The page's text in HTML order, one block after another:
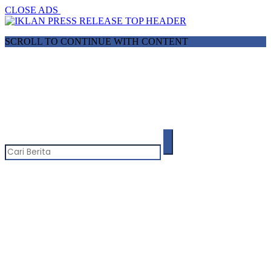
CLOSE ADS
SCROLL TO CONTINUE WITH CONTENT